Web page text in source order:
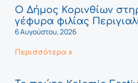
Ο Δήμος Κορινθίων
γέφυρα φιλίας
6 Αυγούστου, 2026
Περισσότερα »